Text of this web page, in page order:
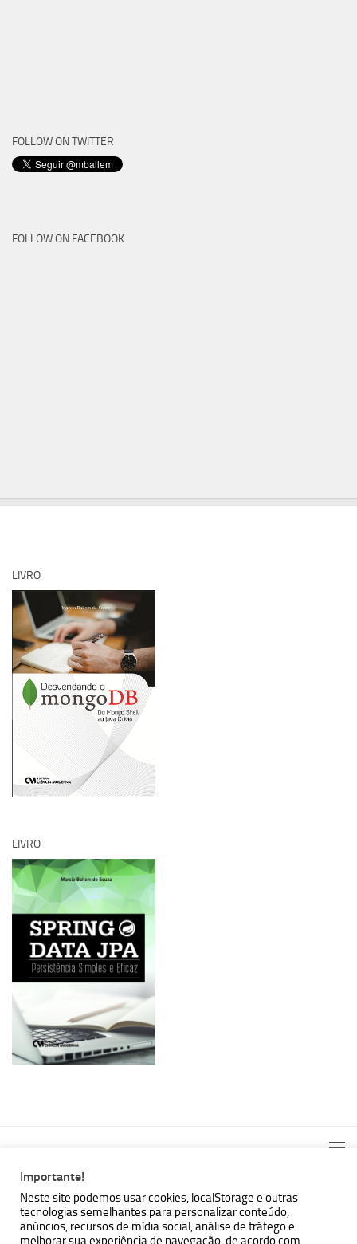
FOLLOW ON TWITTER
FOLLOW ON FACEBOOK
LIVRO
LIVRO
MBallem | Programando com Java © 2026. Todos Direitos
Reservados.
Importante!
Neste site podemos usar cookies, localStorage e outras
tecnologias semelhantes para personalizar conteúdo,
anúncios, recursos de mídia social, análise de tráfego e
melhorar sua experiência de navegação, de acordo com